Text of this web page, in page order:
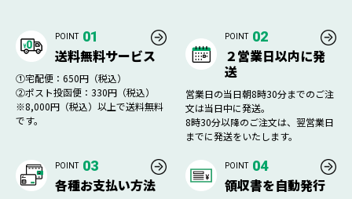
POINT 01
送料無料サービス
①宅配便：650円（税込）
②ポスト投函便：330円（税込）
※8,000円（税込）以上で送料無料
です。
POINT 02
２営業日以内に発
送
営業日の当日朝8時30分までのご注
文は当日中に発送。
8時30分以降のご注文は、翌営業日
までに発送をいたします。
POINT 03
各種お支払い方法
POINT 04
領収書を自動発行